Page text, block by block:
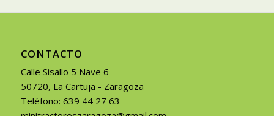
CONTACTO
Calle Sisallo 5 Nave 6
50720, La Cartuja - Zaragoza
Teléfono: 639 44 27 63